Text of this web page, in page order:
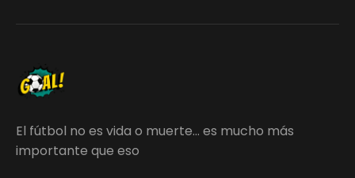
El fútbol no es vida o muerte... es mucho más
importante que eso